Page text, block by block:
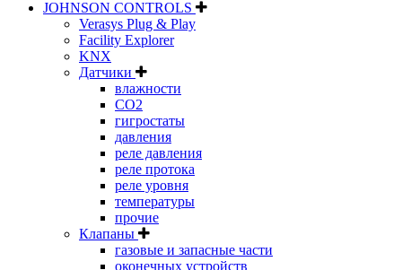
JOHNSON CONTROLS
Verasys Plug & Play
Facility Explorer
KNX
Датчики
влажности
CO2
гигростаты
давления
реле давления
реле протока
реле уровня
температуры
прочие
Клапаны
газовые и запасные части
оконечных устройств